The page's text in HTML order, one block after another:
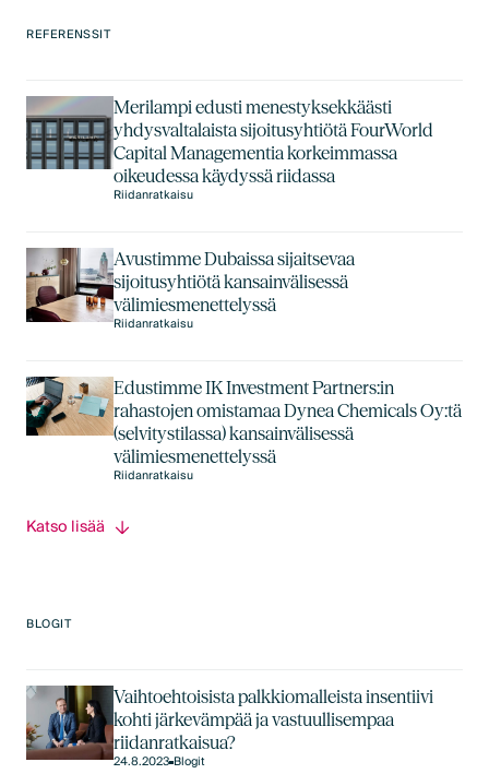
REFERENSSIT
Merilampi edusti menestyksekkäästi
yhdysvaltalaista sijoitusyhtiötä FourWorld
Capital Managementia korkeimmassa
oikeudessa käydyssä riidassa
Riidanratkaisu
Avustimme Dubaissa sijaitsevaa
sijoitusyhtiötä kansainvälisessä
välimiesmenettelyssä
Riidanratkaisu
Edustimme IK Investment Partners:in
rahastojen omistamaa Dynea Chemicals Oy:tä
(selvitystilassa) kansainvälisessä
välimiesmenettelyssä
Riidanratkaisu
Katso lisää
BLOGIT
Vaihtoehtoisista palkkiomalleista insentiivi
kohti järkevämpää ja vastuullisempaa
riidanratkaisua?
24.8.2023Blogit